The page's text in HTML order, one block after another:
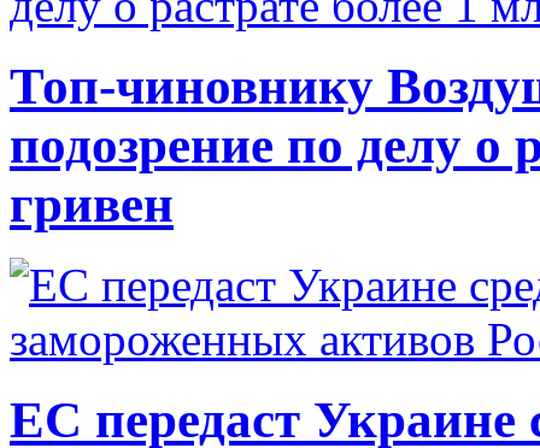
Топ-чиновнику
подозрение по делу о
гривен
ЕС передаст Украине